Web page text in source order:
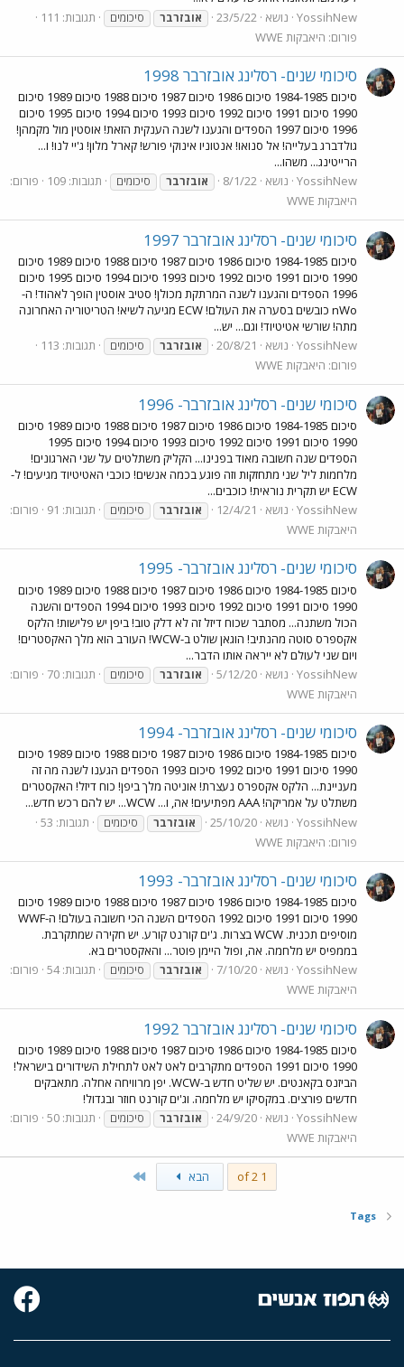
YossihNew נושא 23/5/22 אובזרבר סיכומים
תגובות: 111
פורום: היאבקות WWE
סיכומי שנים- רסלינג אובזרבר 1998
סיכום 1984-1985 סיכום 1986 סיכום 1987 סיכום 1988 סיכום 1989 סיכום
1990 סיכום 1991 סיכום 1992 סיכום 1993 סיכום 1994 סיכום 1995 סיכום
1996 סיכום 1997 הספדים והגענו לשנה הענקית הזאת! אוסטין מול מקמהן!
גולדברג בעלייה! אל סנואו! אנטוניו אינוקי פורש! קארל מלון! ג'יי לנו! ו...
הרייטינג... משהו...
YossihNew נושא 8/1/22 אובזרבר סיכומים תגובות: 109
פורום:
היאבקות WWE
סיכומי שנים- רסלינג אובזרבר 1997
סיכום 1984-1985 סיכום 1986 סיכום 1987 סיכום 1988 סיכום 1989 סיכום
1990 סיכום 1991 סיכום 1992 סיכום 1993 סיכום 1994 סיכום 1995 סיכום
1996 הספדים והגענו לשנה המרתקת מכולן! סטיב אוסטין הופך לאהוד! ה-
nWo כובשים בסערה את העולם! ECW מגיעה לשיא! הטריטוריה האחרונה
מתה! שורשי אטיטיוד! וגם... יש...
YossihNew נושא 20/8/21 אובזרבר סיכומים
תגובות: 113
פורום: היאבקות WWE
סיכומי שנים- רסלינג אובזרבר- 1996
סיכום 1984-1985 סיכום 1986 סיכום 1987 סיכום 1988 סיכום 1989 סיכום
1990 סיכום 1991 סיכום 1992 סיכום 1993 סיכום 1994 סיכום 1995
הספדים שנה חשובה מאוד בפנינו... הקליק משתלטים על שני הארגונים!
מלחמות ליל שני מתחזקות וזה פוגע בכמה אנשים! כוכבי האטיטיוד מגיעים! ל-
ECW יש תקרית נוראית! כוכבים...
YossihNew נושא 12/4/21 אובזרבר סיכומים תגובות: 91
פורום:
היאבקות WWE
סיכומי שנים- רסלינג אובזרבר- 1995
סיכום 1984-1985 סיכום 1986 סיכום 1987 סיכום 1988 סיכום 1989 סיכום
1990 סיכום 1991 סיכום 1992 סיכום 1993 סיכום 1994 הספדים והשנה
הכול משתנה... מסתבר שכוח דיזל זה לא דלק טוב! ביפן יש פלישות! הלקס
אקספרס סוטה מהנתיב! הוגאן שולט ב-WCW! העורב הוא מלך האקסטרים!
ויום שני לעולם לא ייראה אותו הדבר...
YossihNew נושא 5/12/20 אובזרבר סיכומים תגובות: 70
פורום:
היאבקות WWE
סיכומי שנים- רסלינג אובזרבר- 1994
סיכום 1984-1985 סיכום 1986 סיכום 1987 סיכום 1988 סיכום 1989 סיכום
1990 סיכום 1991 סיכום 1992 סיכום 1993 הספדים הגענו לשנה מה זה
מעניינת... הלקס אקספרס נעצרת! אוניטה מלך ביפן! כוח דיזל! האקסטרים
משתלט על אמריקה! AAA מפתיעים! אה, ו... WCW... יש להם רכש חדש...
YossihNew נושא 25/10/20 אובזרבר סיכומים
תגובות: 53
פורום: היאבקות WWE
סיכומי שנים- רסלינג אובזרבר- 1993
סיכום 1984-1985 סיכום 1986 סיכום 1987 סיכום 1988 סיכום 1989 סיכום
1990 סיכום 1991 סיכום 1992 הספדים השנה הכי חשובה בעולם! ה-WWF
מוסיפים תכנית. WCW בצרות. ג'ים קורנט קורע. יש חקירה שמתקרבת.
בממפיס יש מלחמה. אה, ופול היימן פוטר... והאקסטרים בא.
YossihNew נושא 7/10/20 אובזרבר סיכומים תגובות: 54
פורום:
היאבקות WWE
סיכומי שנים- רסלינג אובזרבר 1992
סיכום 1984-1985 סיכום 1986 סיכום 1987 סיכום 1988 סיכום 1989 סיכום
1990 סיכום 1991 הספדים מתקרבים לאט לאט לתחילת השידורים בישראל!
הביזנס בקאנטים. יש שליט חדש ב-WCW. יפן מרוויחה אחלה. מתאבקים
חדשים פורצים. במקסיקו יש מלחמה. וג'ים קורנט חוזר ובגדול!
YossihNew נושא 24/9/20 אובזרבר סיכומים תגובות: 50
פורום:
היאבקות WWE
1 of 2 הבא
Tags